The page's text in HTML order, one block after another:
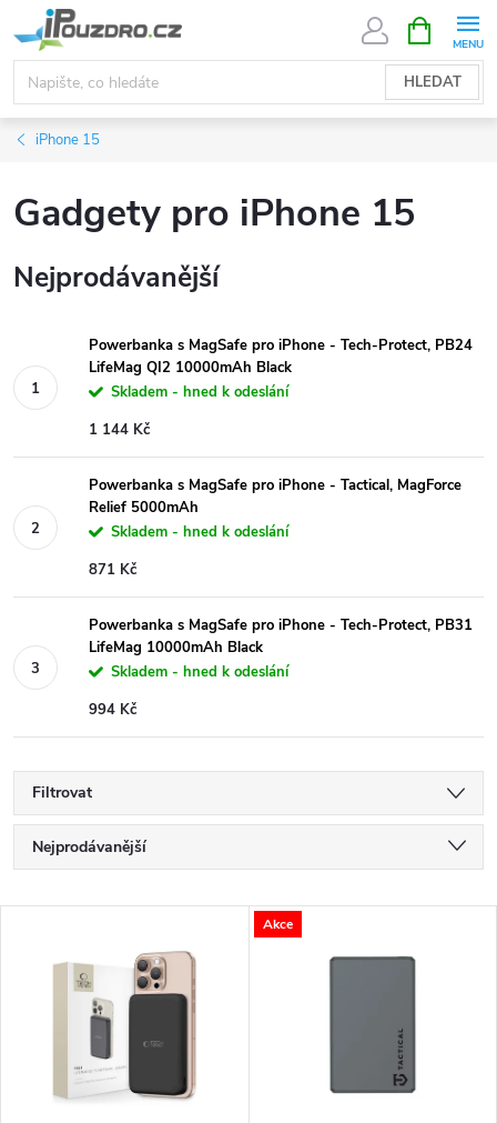
na
obsah
HLEDAT
NÁKUPNÍ
KOŠÍK
iPhone 15
Gadgety pro iPhone 15
Nejprodávanější
Powerbanka s MagSafe pro iPhone - Tech-Protect, PB24
LifeMag QI2 10000mAh Black
Skladem - hned k odeslání
1 144 Kč
Powerbanka s MagSafe pro iPhone - Tactical, MagForce
Relief 5000mAh
Skladem - hned k odeslání
871 Kč
Powerbanka s MagSafe pro iPhone - Tech-Protect, PB31
LifeMag 10000mAh Black
Skladem - hned k odeslání
994 Kč
Filtrovat
Ř
a
Nejprodávanější
Abecedně
Akce